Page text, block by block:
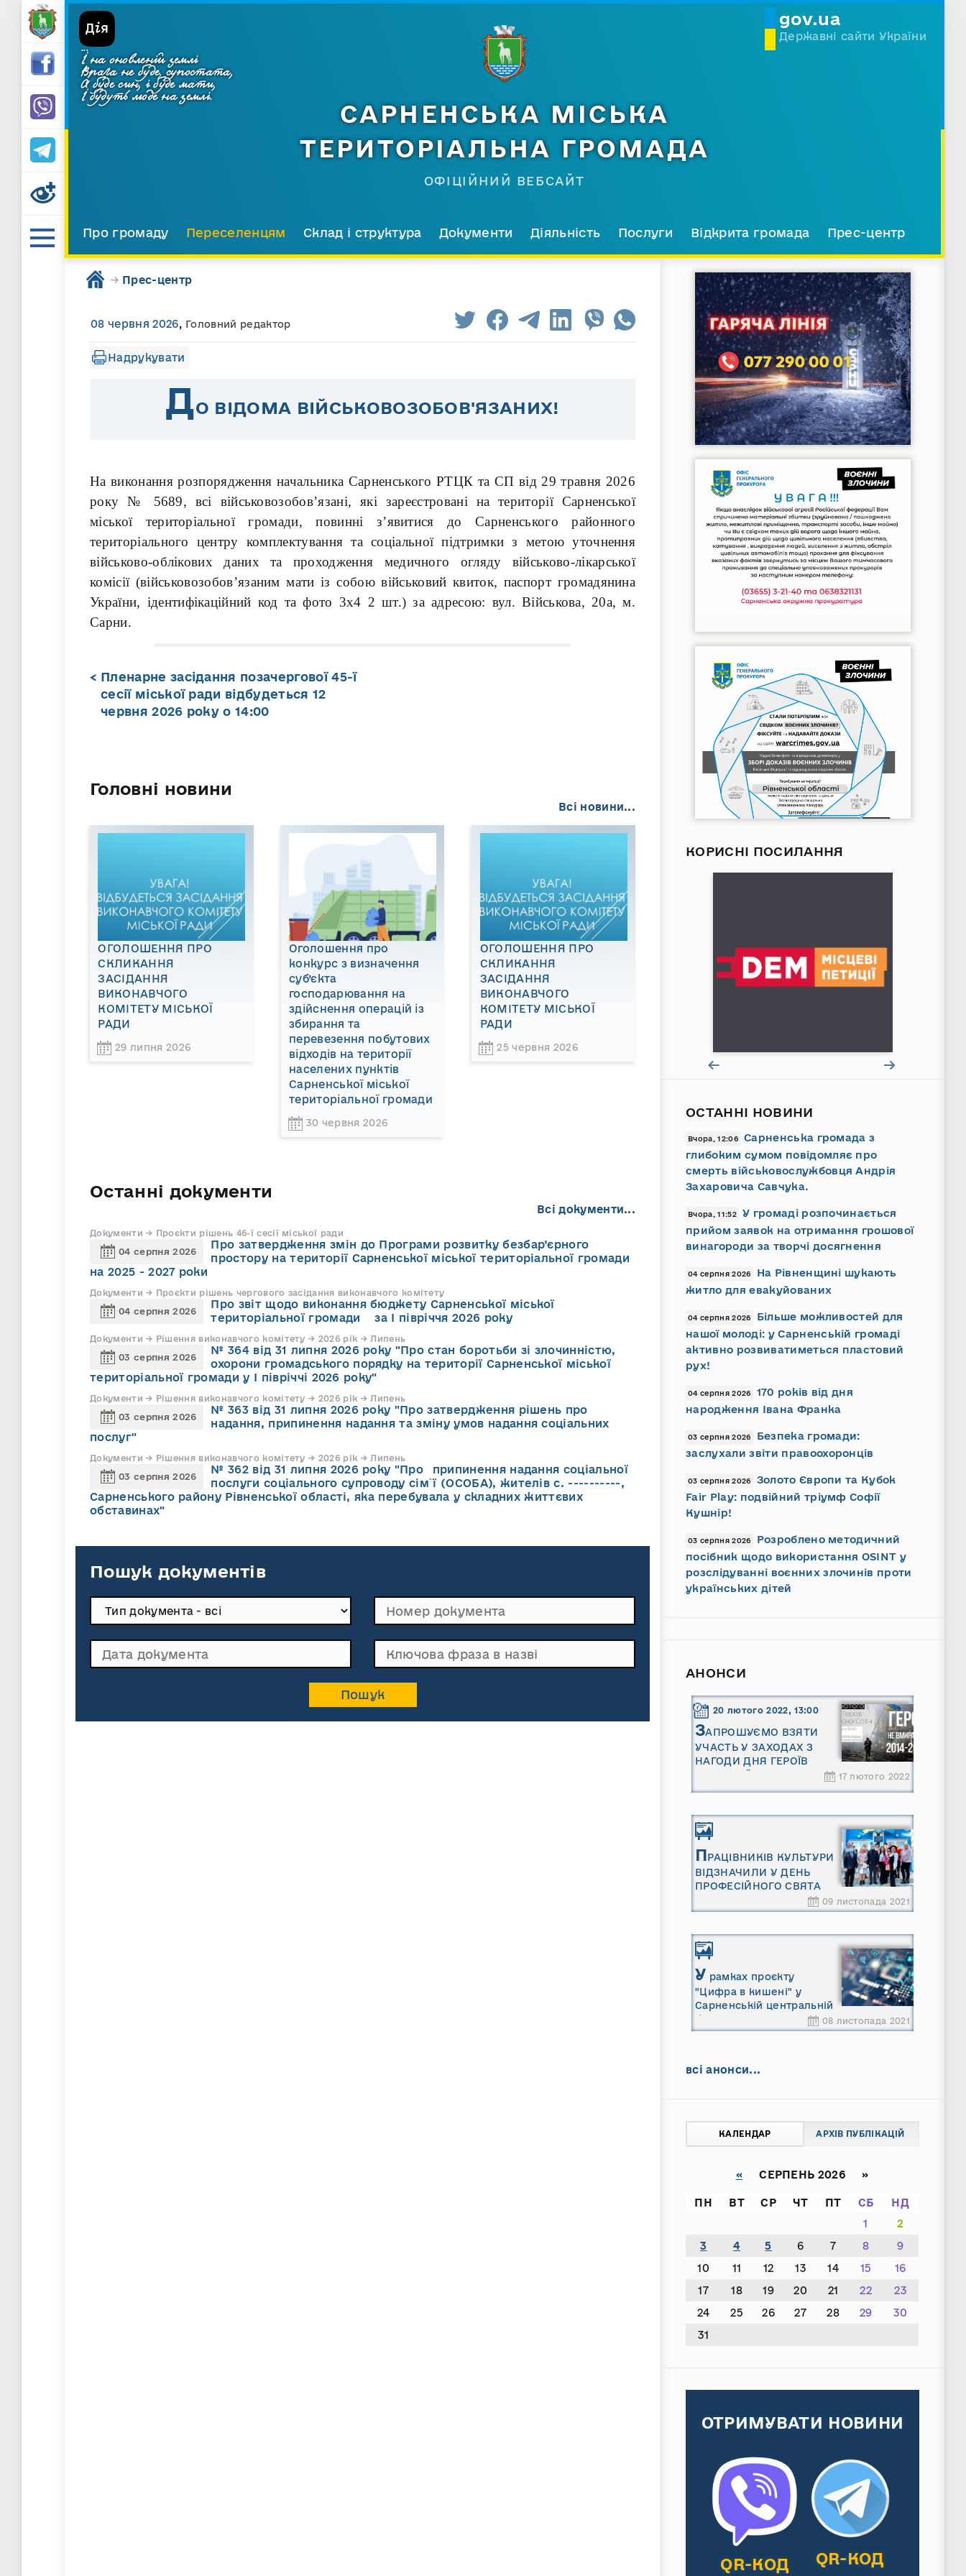
gov.ua
Державні сайти України
...
І на оновленій землі
Врага не буде, супостата,
А буде син, і буде мати,
І будуть люде на землі.
САРНЕНСЬКА МІСЬКА
ТЕРИТОРІАЛЬНА ГРОМАДА
ОФІЦІЙНИЙ ВЕБСАЙТ
Про громаду Переселенцям Склад і структура Документи Діяльність Послуги Відкрита громада Прес-центр
→ Прес-центр
08 червня 2026, Головний редактор
Надрукувати
ДО ВІДОМА ВІЙСЬКОВОЗОБОВ'ЯЗАНИХ!
На виконання розпорядження начальника Сарненського РТЦК та СП від 29 травня 2026
року № 5689, всі військовозобов’язані, які зареєстровані на території Сарненської
міської територіальної громади, повинні з’явитися до Сарненського районного
територіального центру комплектування та соціальної підтримки з метою уточнення
військово-облікових даних та проходження медичного огляду військово-лікарської
комісії (військовозобов’язаним мати із собою військовий квиток, паспорт громадянина
України, ідентифікаційний код та фото 3х4 2 шт.) за адресою: вул. Військова, 20а, м.
Сарни.
Пленарне засідання позачергової 45-ї
сесії міської ради відбудеться 12
червня 2026 року о 14:00
Головні новини
Всі новини...
ОГОЛОШЕННЯ ПРО
СКЛИКАННЯ
ЗАСІДАННЯ
ВИКОНАВЧОГО
КОМІТЕТУ МІСЬКОЇ
РАДИ
29 липня 2026
Оголошення про
конкурс з визначення
суб’єкта
господарювання на
здійснення операцій із
збирання та
перевезення побутових
відходів на території
населених пунктів
Сарненської міської
територіальної громади
30 червня 2026
ОГОЛОШЕННЯ ПРО
СКЛИКАННЯ
ЗАСІДАННЯ
ВИКОНАВЧОГО
КОМІТЕТУ МІСЬКОЇ
РАДИ
25 червня 2026
Останні документи
Всі документи...
Документи → Проєкти рішень 46-ї сесії міської ради
04 серпня 2026
Про затвердження змін до Програми розвитку безбар’єрного
простору на території Сарненської міської територіальної громади
на 2025 - 2027 роки
Документи → Проєкти рішень чергового засідання виконавчого комітету
04 серпня 2026
Про звіт щодо виконання бюджету Сарненської міської
територіальної громади за І півріччя 2026 року
Документи → Рішення виконавчого комітету → 2026 рік → Липень
03 серпня 2026
№ 364 від 31 липня 2026 року "Про стан боротьби зі злочинністю,
охорони громадського порядку на території Сарненської міської
територіальної громади у І півріччі 2026 року"
Документи → Рішення виконавчого комітету → 2026 рік → Липень
03 серпня 2026
№ 363 від 31 липня 2026 року "Про затвердження рішень про
надання, припинення надання та зміну умов надання соціальних
послуг"
Документи → Рішення виконавчого комітету → 2026 рік → Липень
03 серпня 2026
№ 362 від 31 липня 2026 року "Про припинення надання соціальної
послуги соціального супроводу cім`ї (ОСОБА), жителів с. ----------,
Сарненського району Рівненської області, яка перебувала у складних життєвих
обставинах"
Пошук документів
КОРИСНІ ПОСИЛАННЯ
ОСТАННІ НОВИНИ
Вчора, 12:06
Сарненська громада з
глибоким сумом повідомляє про
смерть військовослужбовця Андрія
Захаровича Савчука.
Вчора, 11:52
У громаді розпочинається
прийом заявок на отримання грошової
винагороди за творчі досягнення
04 серпня 2026
На Рівненщині шукають
житло для евакуйованих
04 серпня 2026
Більше можливостей для
нашої молоді: у Сарненській громаді
активно розвиватиметься пластовий
рух!
04 серпня 2026
170 років від дня
народження Івана Франка
03 серпня 2026
Безпека громади:
заслухали звіти правоохоронців
03 серпня 2026
Золото Європи та Кубок
Fair Play: подвійний тріумф Софії
Кушнір!
03 серпня 2026
Розроблено методичний
посібник щодо використання OSINT у
розслідуванні воєнних злочинів проти
українських дітей
АНОНСИ
20 лютого 2022, 13:00
ЗАПРОШУЄМО ВЗЯТИ
УЧАСТЬ У ЗАХОДАХ З
НАГОДИ ДНЯ ГЕРОЇВ
НЕБЕСНОЇ СОТНІ
17 лютого 2022
ПРАЦІВНИКІВ КУЛЬТУРИ
ВІДЗНАЧИЛИ У ДЕНЬ
ПРОФЕСІЙНОГО СВЯТА
09 листопада 2021
У рамках проєкту
"Цифра в кишені" у
Сарненській центральній
біліотеці спеціалісти
закладу допомагають
08 листопада 2021
всі анонси...
КАЛЕНДАР АРХІВ ПУБЛІКАЦІЙ
«СЕРПЕНЬ 2026 »
ПН ВТ СР ЧТ ПТ СБ
НД
1
2
3
4 5 6 7 8
9
10
11 12 13 14 15
16
17
18 19 20 21 22
23
24
25 26 27 28 29
30
31
ОТРИМУВАТИ НОВИНИ
QR-КОД QR-КОД